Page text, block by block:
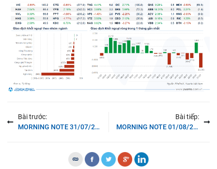
Bài trước:
MORNING NOTE 31/07/2025 – Fed giữ nguyên lãi suất
Bài tiếp:
MORNING NOTE 01/08/2025 – TTCK Mỹ điều chỉnh do lo ngại lạm phát